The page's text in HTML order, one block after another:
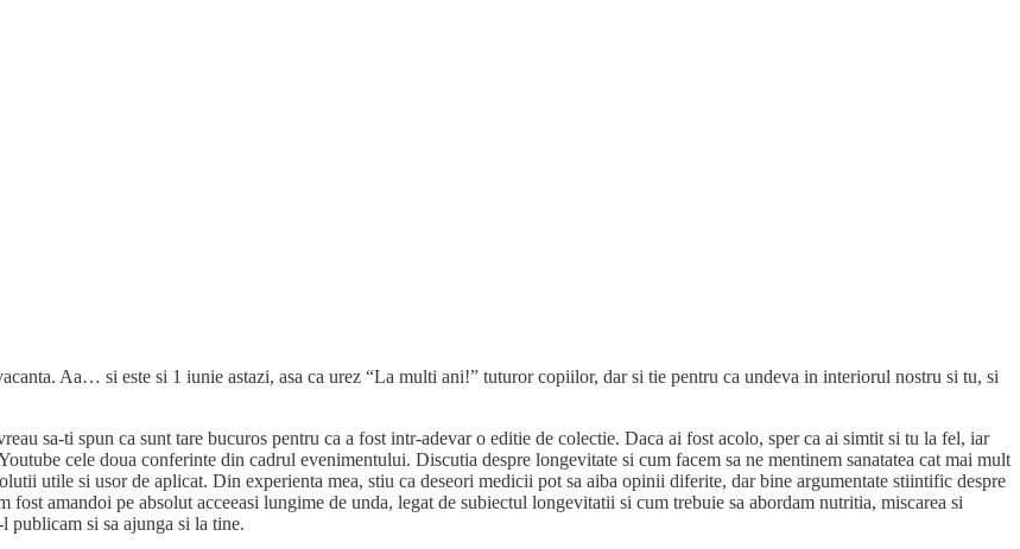
Aa… si este si 1 iunie astazi, asa ca urez “La multi ani!” tuturor copiilor, dar si tie pentru ca undeva in interiorul nostru si tu, si
sa-ti spun ca sunt tare bucuros pentru ca a fost intr-adevar o editie de colectie. Daca ai fost acolo, sper ca ai simtit si tu la fel, iar
cele doua conferinte din cadrul evenimentului. Discutia despre longevitate si cum facem sa ne mentinem sanatatea cat mai mult
utile si usor de aplicat. Din experienta mea, stiu ca deseori medicii pot sa aiba opinii diferite, dar bine argumentate stiintific despre
amandoi pe absolut acceeasi lungime de unda, legat de subiectul longevitatii si cum trebuie sa abordam nutritia, miscarea si
publicam si sa ajunga si la tine.